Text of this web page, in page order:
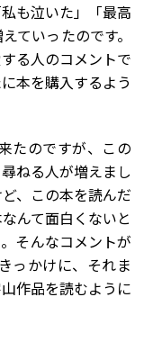
も泣いた」「最高
ていったのです。
る人のコメントで
本を購入するよう
たのですが、この
ねる人が増えまし
、この本を読んだ
んて面白くないと
そんなコメントが
っかけに、それま
作品を読むように